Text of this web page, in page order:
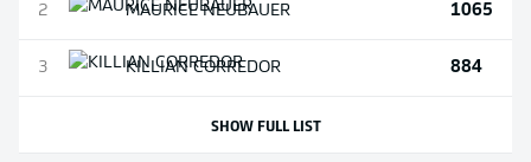
2 MAURICENEUBAUER 1065
3 KILLIANCORREDOR 884
SHOW FULL LIST